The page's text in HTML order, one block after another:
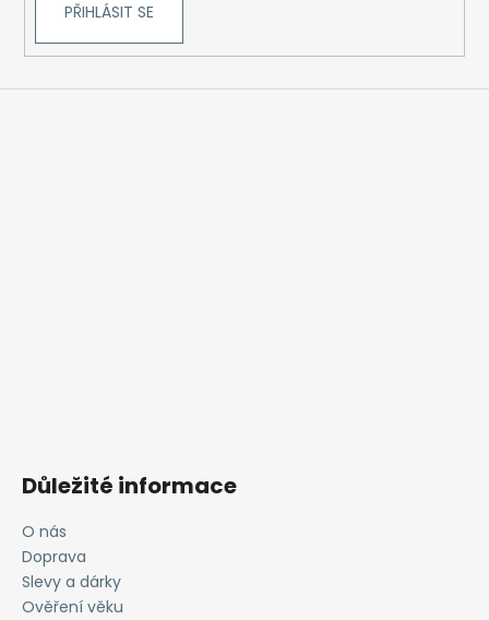
PŘIHLÁSIT SE
Důležité informace
O nás
Doprava
Slevy a dárky
Ověření věku